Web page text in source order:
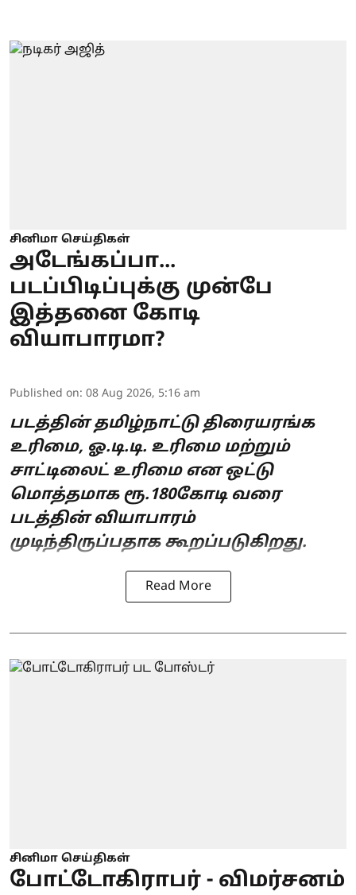
சினிமா செய்திகள்
அடேங்கப்பா...
படப்பிடிப்புக்கு முன்பே
இத்தனை கோடி
வியாபாரமா?
Published on: 08 Aug 2026, 5:16 am
படத்தின் தமிழ்நாட்டு திரையரங்க
உரிமை, ஓ.டி.டி. உரிமை மற்றும்
சாட்டிலைட் உரிமை என ஒட்டு
மொத்தமாக ரூ.180கோடி வரை
படத்தின் வியாபாரம்
முடிந்திருப்பதாக கூறப்படுகிறது.
Read More
சினிமா செய்திகள்
போட்டோகிராபர் - விமர்சனம்